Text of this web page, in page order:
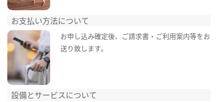
お支払い方法について
お申し込み確定後、ご請求書・ご利用案内等をお
送り致します。
設備とサービスについて